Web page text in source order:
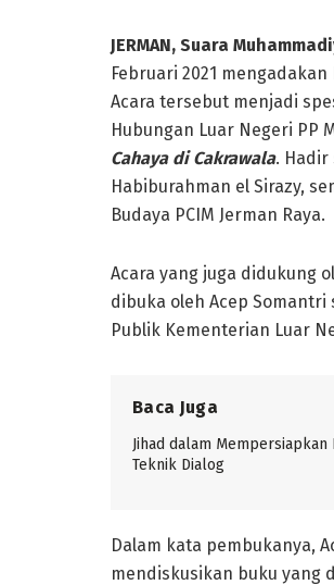
JERMAN, Suara
Februari 2021
Acara tersebut menjadi
Hubungan Luar Negeri PP
Cahaya di Cakrawala. Hadir
Habiburahman el Sirazy,
Budaya PCIM Jerman Raya.
Acara yang juga didukung
dibuka oleh Acep
Publik Kementerian Luar
Baca Juga
Jihad dalam Mempersiapkan
Teknik Dialog
Dalam kata pembukanya,
mendiskusikan buku yang